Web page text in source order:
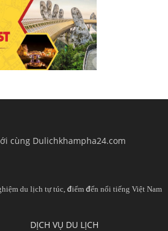
cùng Dulichkhampha24.com
du lịch tự túc, điểm đến nổi tiếng Việt Nam
DỊCH VỤ DU LỊCH